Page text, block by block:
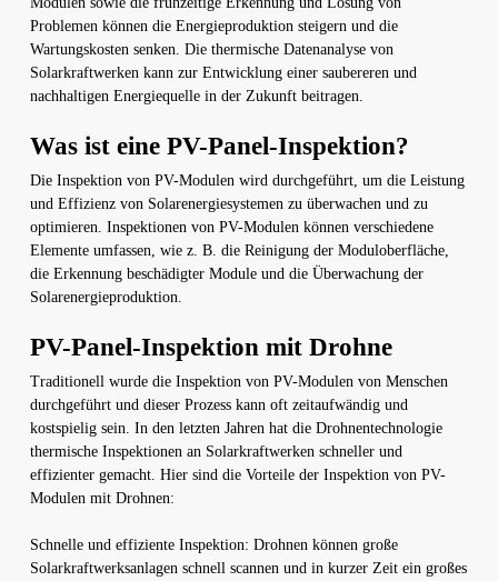
Problemen können die Energieproduktion steigern und die
Wartungskosten senken. Die thermische Datenanalyse von
Solarkraftwerken kann zur Entwicklung einer saubereren und
nachhaltigen Energiequelle in der Zukunft beitragen.
Was ist eine PV-Panel-Inspektion?
Die Inspektion von PV-Modulen wird durchgeführt, um die Leistung
und Effizienz von Solarenergiesystemen zu überwachen und zu
optimieren. Inspektionen von PV-Modulen können verschiedene
Elemente umfassen, wie z. B. die Reinigung der Moduloberfläche,
die Erkennung beschädigter Module und die Überwachung der
Solarenergieproduktion.
PV-Panel-Inspektion mit Drohne
Traditionell wurde die Inspektion von PV-Modulen von Menschen
durchgeführt und dieser Prozess kann oft zeitaufwändig und
kostspielig sein. In den letzten Jahren hat die Drohnentechnologie
thermische Inspektionen an Solarkraftwerken schneller und
effizienter gemacht. Hier sind die Vorteile der Inspektion von PV-
Modulen mit Drohnen:
Schnelle und effiziente Inspektion: Drohnen können große
Solarkraftwerksanlagen schnell scannen und in kurzer Zeit ein großes